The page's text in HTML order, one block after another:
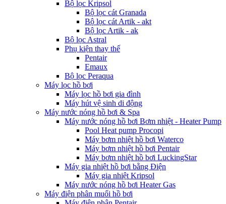
Bộ lọc Kripsol
Bộ lọc cát Granada
Bộ lọc cát Artik - akt
Bộ lọc Artik - ak
Bộ lọc Astral
Phụ kiện thay thế
Pentair
Emaux
Bộ lọc Peraqua
Máy lọc hồ bơi
Máy lọc hồ bơi gia đình
Máy hút vệ sinh di động
Máy nước nóng hồ bơi & Spa
Máy nước nóng hồ bơi Bơm nhiệt - Heater Pump
Pool Heat pump Procopi
Máy bơm nhiệt hồ bơi Waterco
Máy bơm nhiệt hồ bơi Pentair
Máy bơm nhiệt hồ bơi LuckingStar
Máy gia nhiệt hồ bơi bằng Điện
Máy gia nhiệt Kripsol
Máy nước nóng hồ bơi Heater Gas
Máy điện phân muối hồ bơi